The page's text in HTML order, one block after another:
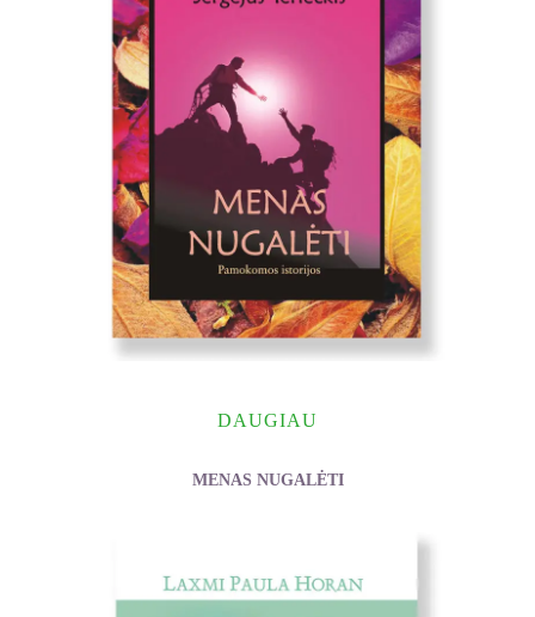
DAUGIAU
MENAS NUGALĖTI